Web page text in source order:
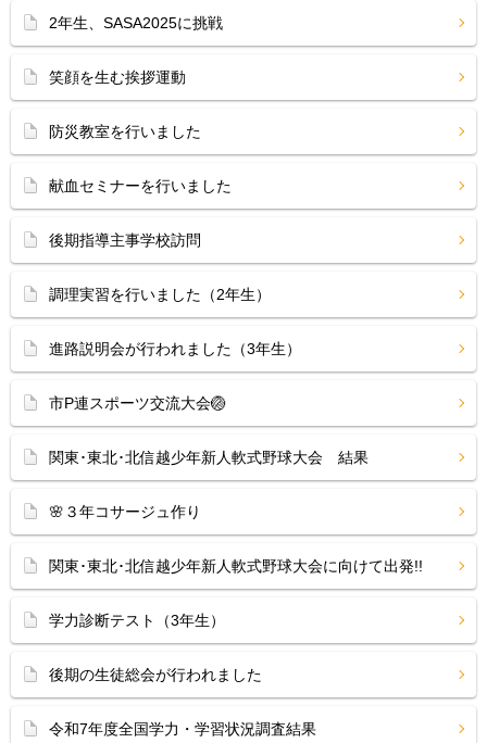
2年生、SASA2025に挑戦
笑顔を生む挨拶運動
防災教室を行いました
献血セミナーを行いました
後期指導主事学校訪問
調理実習を行いました（2年生）
進路説明会が行われました（3年生）
市P連スポーツ交流大会🏐
関東･東北･北信越少年新人軟式野球大会 結果
🌸３年コサージュ作り
関東･東北･北信越少年新人軟式野球大会に向けて出発!!
学力診断テスト（3年生）
後期の生徒総会が行われました
令和7年度全国学力・学習状況調査結果